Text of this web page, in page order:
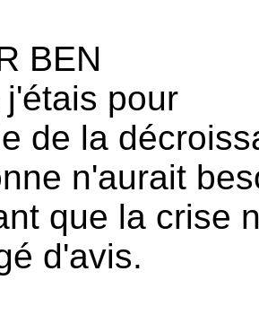
BEN
pour
de la
n'aurait
que la crise
d'avis.